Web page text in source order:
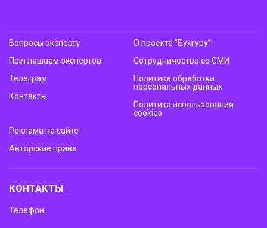
Вопросы эксперту
Приглашаем экспертов
Телеграм
Контакты
О проекте “Бухгуру”
Сотрудничество со СМИ
Политика обработки
персональных данных
Политика использования
cookies
Реклама на сайте
Авторские права
КОНТАКТЫ
Телефон: